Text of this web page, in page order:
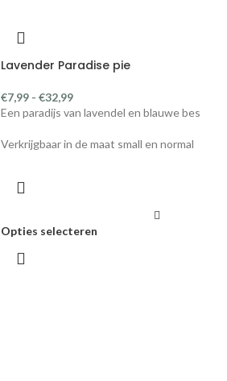
Lavender Paradise pie
€7,99 - €32,99
Een paradijs van lavendel en blauwe bes
Verkrijgbaar in de maat small en normal
Opties selecteren